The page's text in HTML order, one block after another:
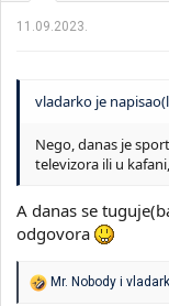
11.09.2023.
vladarko je
Nego, danas je
televizora ili u
A danas se
odgovora
R
Mr. Nobody i